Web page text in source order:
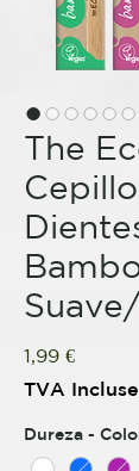
The
1,99 €Prix
TVA Incluse
Dureza -